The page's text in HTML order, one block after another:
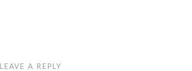
LEAVE A REPLY